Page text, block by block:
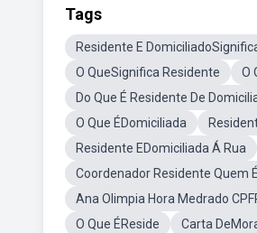
Tags
Residente E
O QueSignifica Residente
O
Do Que É Residente De
O Que ÉDomiciliada
Residente EDomiciliada Á Rua
Coordenador Residente Quem
Ana Olimpia Hora Medrado
O Que ÉReside
Carta